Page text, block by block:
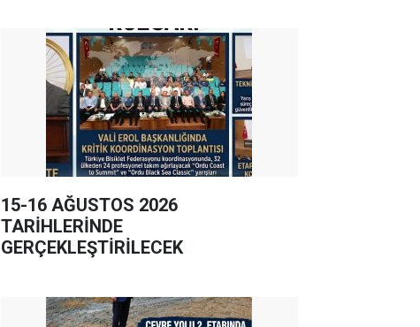
15-16 AĞUSTOS 2026
TARİHLERİNDE
GERÇEKLEŞTİRİLECEK